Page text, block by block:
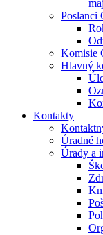
Poslanci
Komisie
Hlavný
Kontakty
Úradné
Úrady a